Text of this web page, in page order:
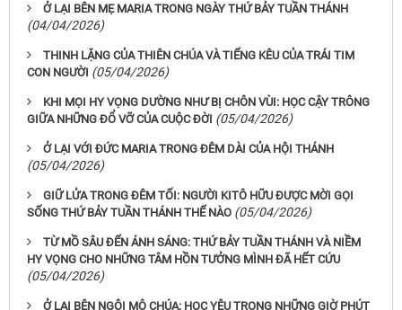
Ở LẠI BÊN MẸ MARIA TRONG NGÀY THỨ BẢY TUẦN THÁNH
(04/04/2026)
THINH LẶNG CỦA THIÊN CHÚA VÀ TIẾNG KÊU CỦA TRÁI TIM
CON NGƯỜI (05/04/2026)
KHI MỌI HY VỌNG DƯỜNG NHƯ BỊ CHÔN VÙI: HỌC CẬY TRÔNG
GIỮA NHỮNG ĐỔ VỠ CỦA CUỘC ĐỜI (05/04/2026)
Ở LẠI VỚI ĐỨC MARIA TRONG ĐÊM DÀI CỦA HỘI THÁNH
(05/04/2026)
GIỮ LỬA TRONG ĐÊM TỐI: NGƯỜI KITÔ HỮU ĐƯỢC MỜI GỌI
SỐNG THỨ BẢY TUẦN THÁNH THẾ NÀO (05/04/2026)
TỪ MỒ SÂU ĐẾN ÁNH SÁNG: THỨ BẢY TUẦN THÁNH VÀ NIỀM
HY VỌNG CHO NHỮNG TÂM HỒN TƯỞNG MÌNH ĐÃ HẾT CỨU
(05/04/2026)
Ở LẠI BÊN NGÔI MỘ CHÚA: HỌC YÊU TRONG NHỮNG GIỜ PHÚT